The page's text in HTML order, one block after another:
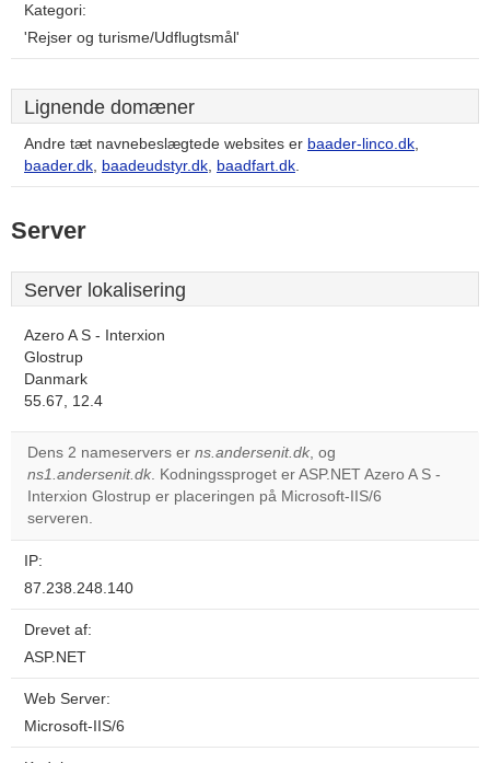
Kategori:
'Rejser og turisme/Udflugtsmål'
Lignende domæner
Andre tæt navnebeslægtede websites er baader-linco.dk,
baader.dk, baadeudstyr.dk, baadfart.dk.
Server
Server lokalisering
Azero A S - Interxion
Glostrup
Danmark
55.67, 12.4
Dens 2 nameservers er ns.andersenit.dk, og
ns1.andersenit.dk. Kodningssproget er ASP.NET Azero A S -
Interxion Glostrup er placeringen på Microsoft-IIS/6
serveren.
IP:
87.238.248.140
Drevet af:
ASP.NET
Web Server:
Microsoft-IIS/6